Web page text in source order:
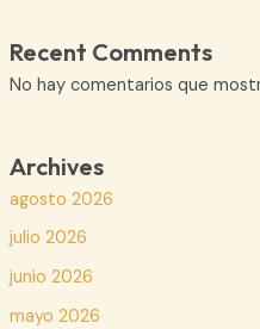
Recent Comments
No hay comentarios que
Archives
agosto 2026
julio 2026
junio 2026
mayo 2026